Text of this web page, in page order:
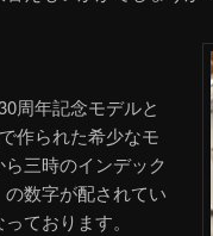
周年記念モデルと
作られた希少なモ
三時のインデック
数字が配されてい
ております。